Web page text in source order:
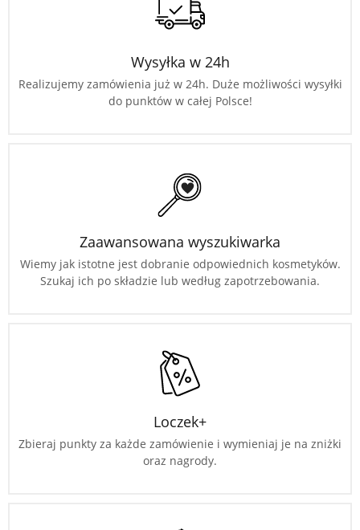
Wysyłka w 24h
Realizujemy zamówienia już w 24h. Duże możliwości wysyłki
do punktów w całej Polsce!
Zaawansowana wyszukiwarka
Wiemy jak istotne jest dobranie odpowiednich kosmetyków.
Szukaj ich po składzie lub według zapotrzebowania.
Loczek+
Zbieraj punkty za każde zamówienie i wymieniaj je na zniżki
oraz nagrody.